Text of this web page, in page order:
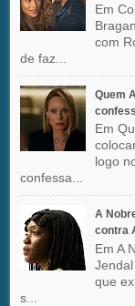
Em
com
de faz...
Quem
Em
logo
confessa...
A
contra
Em A
que
s...